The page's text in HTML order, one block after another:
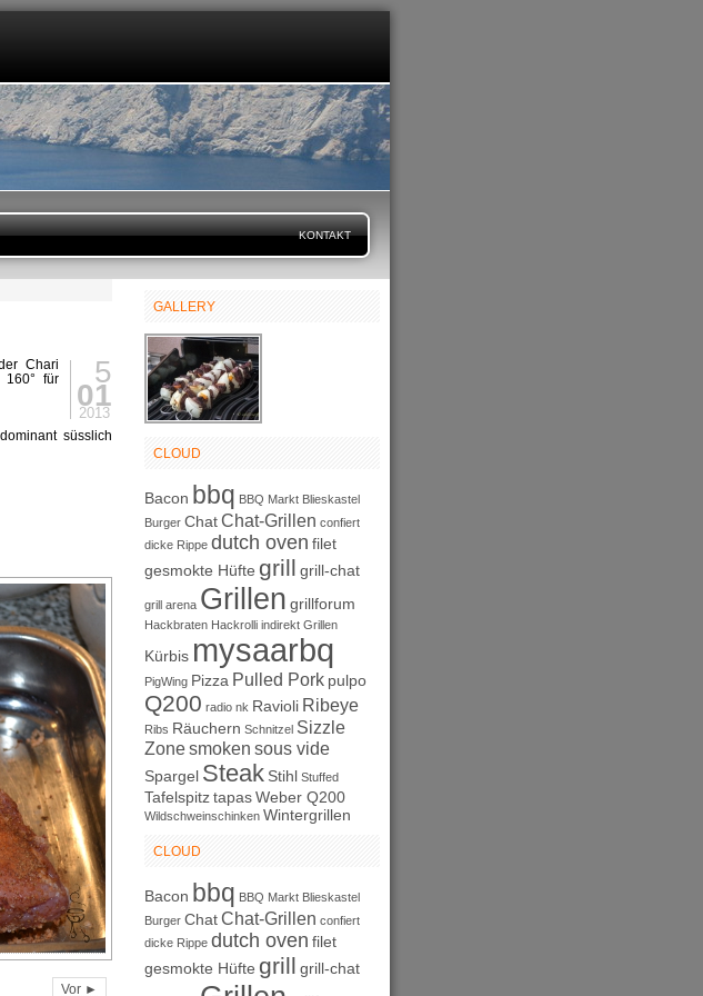
KONTAKT
5
01
2013
Chari
160° für
süsslich
Vor ►
GALLERY
CLOUD
Bacon bbq BBQ Markt Blieskastel
Burger ChatChat-Grillen confiert
dicke Rippe dutch oven filet
gesmokte Hüfte grill grill-chat
grill arena Grillen grillforum
Hackbraten Hackrolli indirekt Grillen
Kürbis mysaarbq
PigWing Pizza Pulled Pork pulpo
Q200 radio nk Ravioli Ribeye
Ribs Räuchern Schnitzel Sizzle
Zonesmoken sous vide
Spargel Steak Stihl Stuffed
TafelspitztapasWeber Q200
Wildschweinschinken Wintergrillen
CLOUD
Bacon bbq BBQ Markt Blieskastel
Burger ChatChat-Grillen confiert
dicke Rippe dutch oven filet
gesmokte Hüfte grill grill-chat